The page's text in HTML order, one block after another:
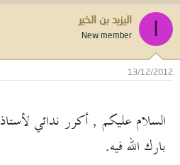
اليزيد بن الخير
New member
13/12/2012
السلام عليكم , أكرر ندائي
بارك الله فيه.